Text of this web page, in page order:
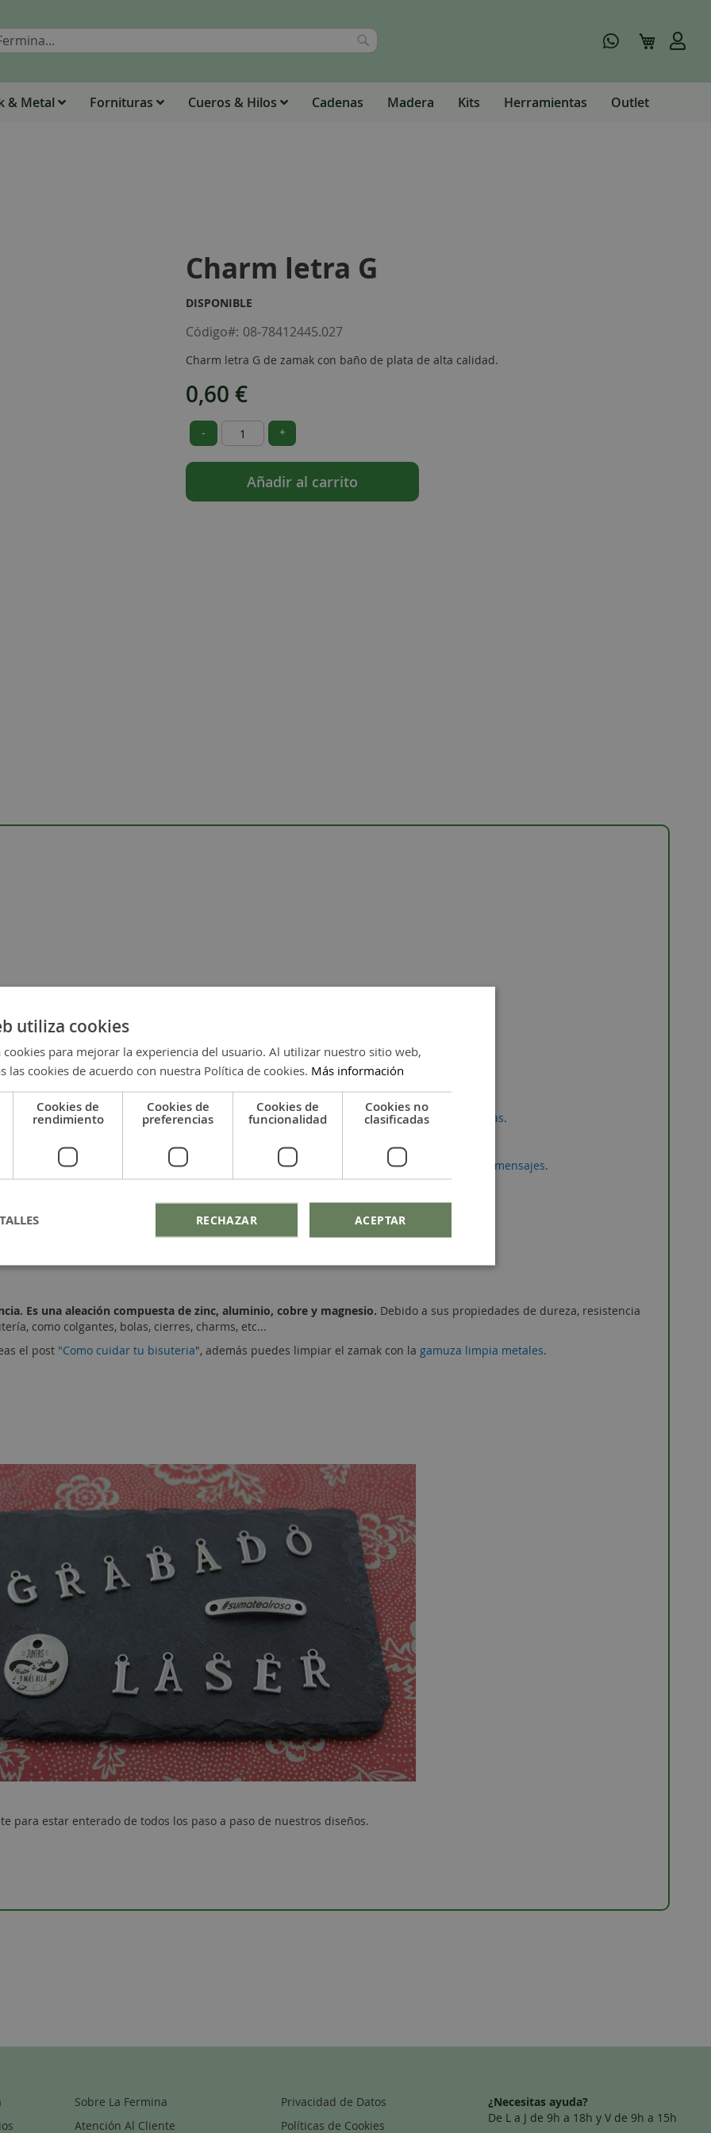
Buscar
Buscar Mi carrito
& Metal Fornituras Cueros & Hilos Cadenas Madera Kits Herramientas Outlet
Charm letra G
DISPONIBLE
Código 08-78412445.027
Charm letra G de zamak con baño de plata de alta calidad.
0,60 €
- +
Añadir al carrito
Además puedes encontrar el resto de letras del abecedario en este enlace Charms letras.
que quieras y regalarlo en días especiales.Te invitamos a visitar el postLetras para ti y tus mensajes.
en colgantes en este enlace
Es una aleación compuesta de zinc, aluminio, cobre y magnesio. Debido a sus propiedades de dureza, resistencia
como colgantes, bolas, cierres, charms, etc...
el post "Como cuidar tu bisuteria", además puedes limpiar el zamak con la gamuza limpia metales.
para estar enterado de todos los paso a paso de nuestros diseños.
Sobre La Fermina
Atención Al Cliente
Privacidad de Datos
Políticas de Cookies
¿Necesitas ayuda?
De L a J de 9h a 18h y V de 9h a 15h
utiliza cookies
cookies para mejorar la experiencia del usuario. Al utilizar nuestro sitio web,
las cookies de acuerdo con nuestra Política de cookies. Más información
Cookies de
rendimiento
Cookies de
preferencias
Cookies de
funcionalidad
Cookies no
clasificadas
ACEPTAR
RECHAZAR